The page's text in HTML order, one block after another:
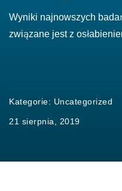
Wyniki najnowszych
związane jest z
Kategorie: Uncategorized
21 sierpnia, 2019